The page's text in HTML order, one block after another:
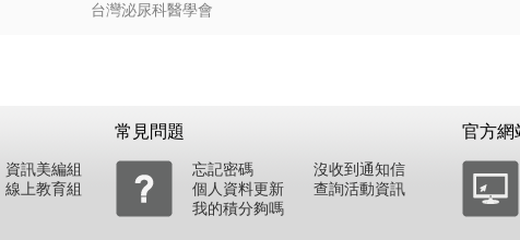
台灣泌尿科醫學會
資訊美編組
線上教育組
常見問題
忘記密碼
個人資料更新
我的積分夠嗎
沒收到通知信
查詢活動資訊
官方網